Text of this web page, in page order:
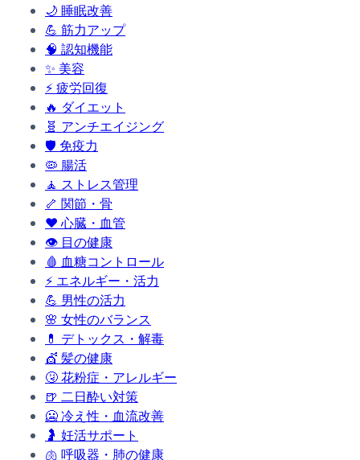
🌙 睡眠改善
💪 筋力アップ
🧠 認知機能
✨ 美容
⚡疲労回復
🔥 ダイエット
🧬 アンチエイジング
🛡️ 免疫力
🦠 腸活
🧘 ストレス管理
🦴 関節・骨
❤️ 心臓・血管
👁️ 目の健康
🩸 血糖コントロール
⚡ エネルギー・活力
💪 男性の活力
🌸 女性のバランス
💊 デトックス・解毒
💇 髪の健康
🤧花粉症・アレルギー
🍺 二日酔い対策
🥶冷え性・血流改善
🤰 妊活サポート
🫁 呼吸器・肺の健康